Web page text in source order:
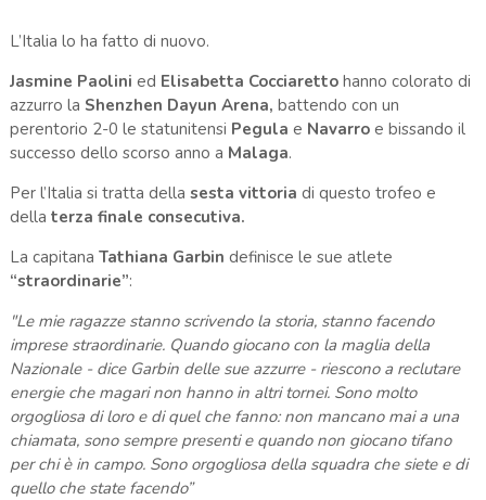
L’Italia lo ha fatto di nuovo.
Jasmine Paolini ed Elisabetta Cocciarettohanno colorato di
azzurro la Shenzhen Dayun Arena, battendo con un
perentorio 2-0 le statunitensi Pegula e Navarroe bissando il
successo dello scorso anno a Malaga.
Per l’Italia si tratta della sesta vittoria di questo trofeo e
della terza finale consecutiva.
La capitana Tathiana Garbin definisce le sue atlete
“straordinarie”:
"Le mie ragazze stanno scrivendo la storia, stanno facendo
imprese straordinarie. Quando giocano con la maglia della
Nazionale - dice Garbin delle sue azzurre - riescono a reclutare
energie che magari non hanno in altri tornei. Sono molto
orgogliosa di loro e di quel che fanno: non mancano mai a una
chiamata, sono sempre presenti e quando non giocano tifano
per chi è in campo. Sono orgogliosa della squadra che siete e di
quello che state facendo”